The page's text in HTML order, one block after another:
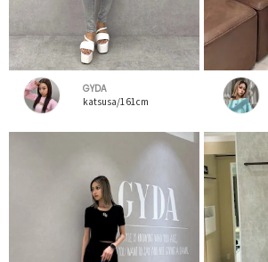
GYDA
katsusa/161cm